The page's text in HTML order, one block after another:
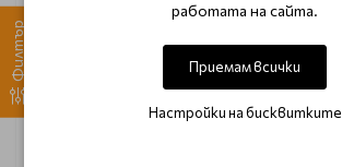
Филтър
работата на сайта.
Приемам всички
Настройки на бисквитките